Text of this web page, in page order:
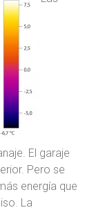
El garaje
Pero se
energía que
La